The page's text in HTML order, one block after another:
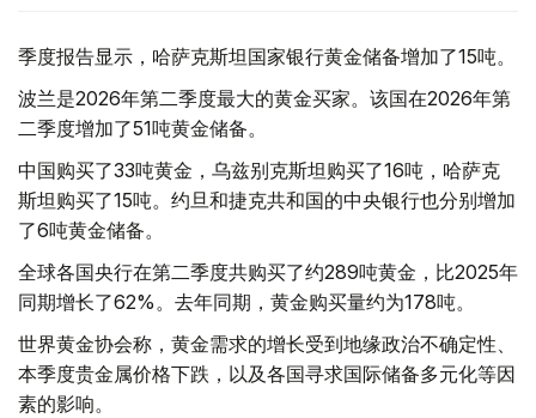
季度报告显示，哈萨克斯坦国家银行黄金储备增加了15吨。
波兰是2026年第二季度最大的黄金买家。该国在2026年第
二季度增加了51吨黄金储备。
中国购买了33吨黄金，乌兹别克斯坦购买了16吨，哈萨克
斯坦购买了15吨。约旦和捷克共和国的中央银行也分别增加
了6吨黄金储备。
全球各国央行在第二季度共购买了约289吨黄金，比2025年
同期增长了62%。去年同期，黄金购买量约为178吨。
世界黄金协会称，黄金需求的增长受到地缘政治不确定性、
本季度贵金属价格下跌，以及各国寻求国际储备多元化等因
素的影响。